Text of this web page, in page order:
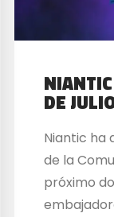
DE
Niantic ha
de la
próximo